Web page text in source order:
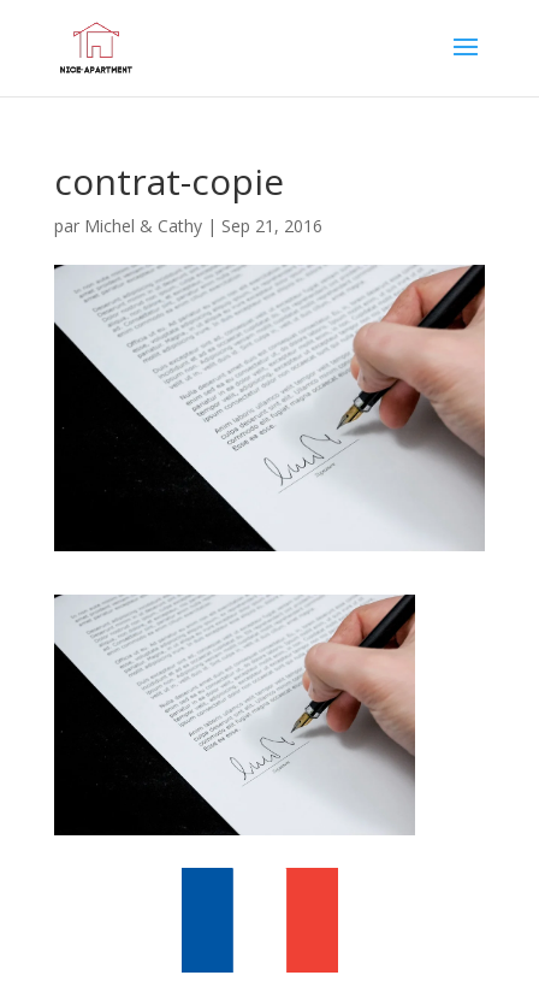
contrat-copie
par Michel & Cathy| Sep 21, 2016